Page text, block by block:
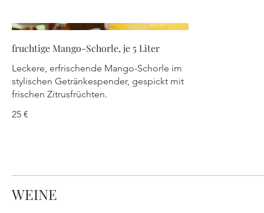
fruchtige Mango-Schorle, je 5 Liter
Leckere, erfrischende Mango-Schorle im
stylischen Getränkespender, gespickt mit
frischen Zitrusfrüchten.
25 €
WEINE